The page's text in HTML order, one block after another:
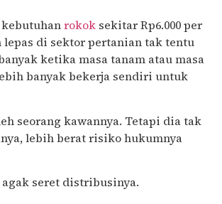
rokok sekitar Rp6.000 per
di sektor pertanian tak tentu
ketika masa tanam atau masa
banyak bekerja sendiri untuk
seorang kawannya. Tetapi dia tak
lebih berat risiko hukumnya
seret distribusinya.